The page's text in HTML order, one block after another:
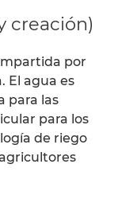
creación)
por
El agua es
para las
para los
de riego